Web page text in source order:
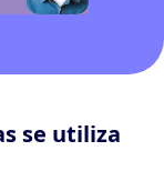
se utiliza